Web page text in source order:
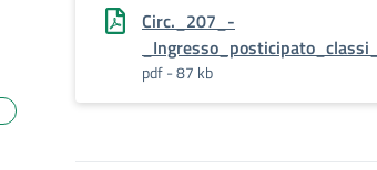
Circ._207_-
pdf - 87 kb